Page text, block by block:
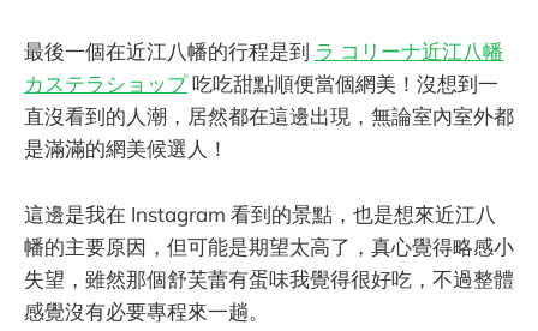
最後一個在近江八幡的行程是到 ラ コリーナ近江八幡
カステラショップ吃吃甜點順便當個網美！沒想到一
直沒看到的人潮，居然都在這邊出現，無論室內室外都
是滿滿的網美候選人！
這邊是我在 Instagram 看到的景點，也是想來近江八
幡的主要原因，但可能是期望太高了，真心覺得略感小
失望，雖然那個舒芙蕾有蛋味我覺得很好吃，不過整體
感覺沒有必要專程來一趟。